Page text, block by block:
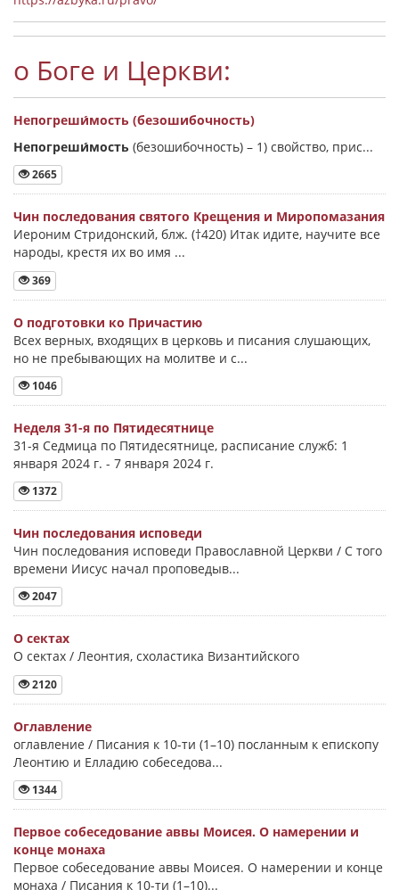
о Боге и Церкви:
Непогреши́мость (безошибочность)
Непогреши́мость (безошибочность) – 1) свойство, прис...
2665
Чин последования святого Крещения и Миропомазания
Иероним Стридонский, блж. (†420) Итак идите, научите все
народы, крестя их во имя ...
369
О подготовки ко Причастию
Всех верных, входящих в церковь и писания слушающих,
но не пребывающих на молитве и с...
1046
Неделя 31-я по Пятидесятнице
31-я Седмица по Пятидесятнице, расписание служб: 1
января 2024 г. - 7 января 2024 г.
1372
Чин последования исповеди
Чин последования исповеди Православной Церкви / С того
времени Иисус начал проповедыв...
2047
О сектах
О сектах / Леонтия, схоластика Византийского
2120
Оглавление
оглавление / Писания к 10-ти (1–10) посланным к епископу
Леонтию и Елладию собеседова...
1344
Первое собеседование аввы Моисея. О намерении и
конце монаха
Первое собеседование аввы Моисея. О намерении и конце
монаха / Писания к 10-ти (1–10)...